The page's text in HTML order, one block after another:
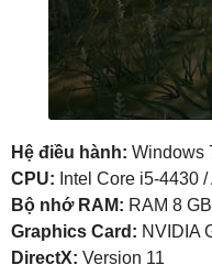
Hệ điều hành: Windows
CPU: Intel Core i5-4430
Bộ nhớ RAM: RAM 8 GB
Graphics Card: NVIDIA
DirectX: Version 11